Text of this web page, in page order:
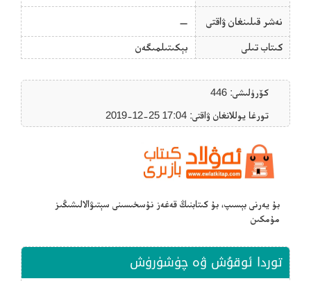
نەشر قىلىنغان ۋاقتى —
كىتاب تىلى بېكىتىلمىگەن
كۆرۈلىشى: 446
تورغا يوللانغان ۋاقتى: ‎2019-12-25 17:04
بۇ يەرنى بېسىپ، بۇ كىتابنىڭ قەغەز نۇسخىسىنى سېتىۋالالىشىڭىز
مۇمكىن
توردا ئوقۇش ۋە چۈشۈرۈش